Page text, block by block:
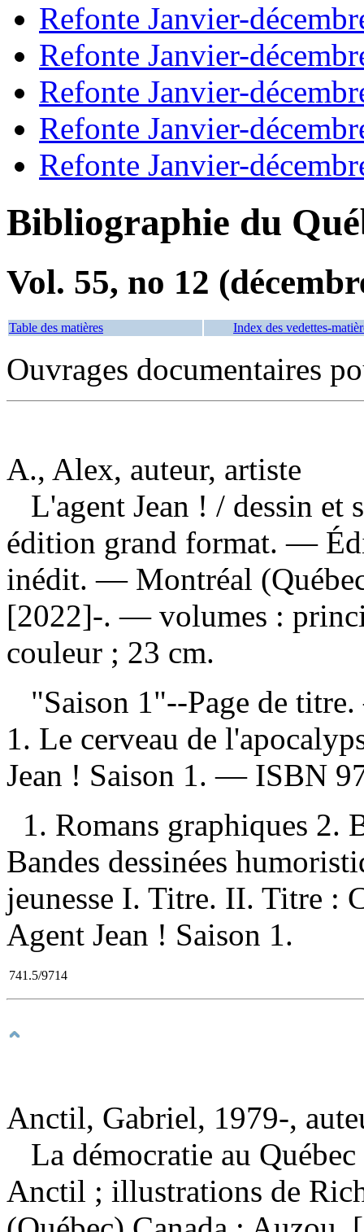
Refonte Janvier-
Refonte Janvier-
Refonte Janvier-
Refonte Janvier-
Refonte Janvier-
Bibliographie du
Vol. 55, no 12
Table des matières Index des vedettes-
Ouvrages documentaires
A., Alex, auteur, artiste
L'agent Jean ! / dessin et
édition grand format. —
inédit. — Montréal
[2022]-. — volumes :
couleur ; 23 cm.
"Saison 1"--Page de
1. Le cerveau de
Jean ! Saison 1. — ISBN
1. Romans graphiques 2.
Bandes dessinées
jeunesse I. Titre. II. Titre :
Agent Jean ! Saison 1.
741.5/9714
Anctil, Gabriel, 1979-,
La démocratie au
Anctil ; illustrations de